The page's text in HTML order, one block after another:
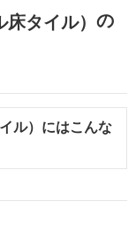
タイル） の
ル） にはこんな